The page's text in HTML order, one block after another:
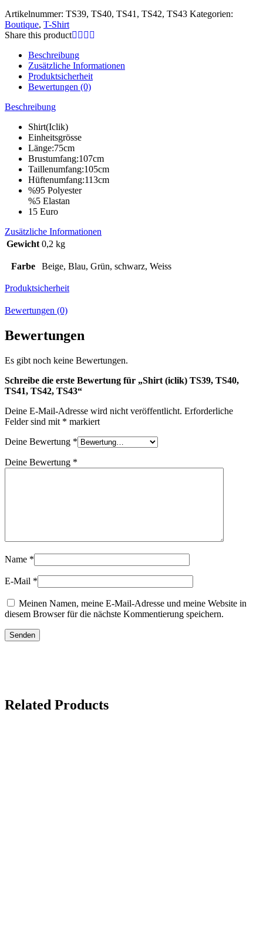
TS40,
TS41,
TS42,
Menge
Artikelnummer: TS39, TS40, TS41, TS42, TS43 Kategorien:
Boutique, T-Shirt
Share this product
Beschreibung
Zusätzliche Informationen
Produktsicherheit
Bewertungen (0)
Beschreibung
Shirt(Iclik)
Einheitsgrösse
Länge:75cm
Brustumfang:107cm
Taillenumfang:105cm
Hüftenumfang:113cm
%95 Polyester
%5 Elastan
15 Euro
Zusätzliche Informationen
Gewicht 0,2 kg
Farbe Beige, Blau, Grün, schwarz, Weiss
Produktsicherheit
Bewertungen (0)
Bewertungen
Es gibt noch keine Bewertungen.
Schreibe die erste Bewertung für „Shirt (iclik) TS39, TS40,
TS41, TS42, TS43“
Deine E-Mail-Adresse wird nicht veröffentlicht. Erforderliche
Felder sind mit * markiert
Deine Bewertung *
Deine Bewertung *
Name *
E-Mail *
Meinen Namen, meine E-Mail-Adresse und meine Website in
diesem Browser für die nächste Kommentierung speichern.
Related Products